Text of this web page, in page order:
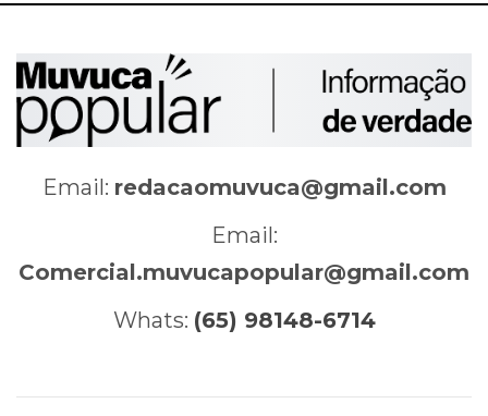
Email: redacaomuvuca@gmail.com
Email:
Comercial.muvucapopular@gmail.com
Whats: (65) 98148-6714